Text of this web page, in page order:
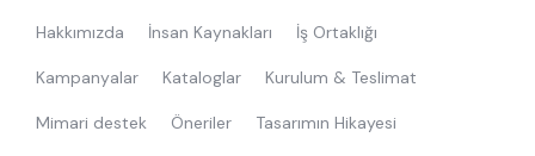
Hakkımızda İnsan Kaynakları İş Ortaklığı
Kampanyalar Kataloglar Kurulum & Teslimat
Mimari destek Öneriler Tasarımın Hikayesi